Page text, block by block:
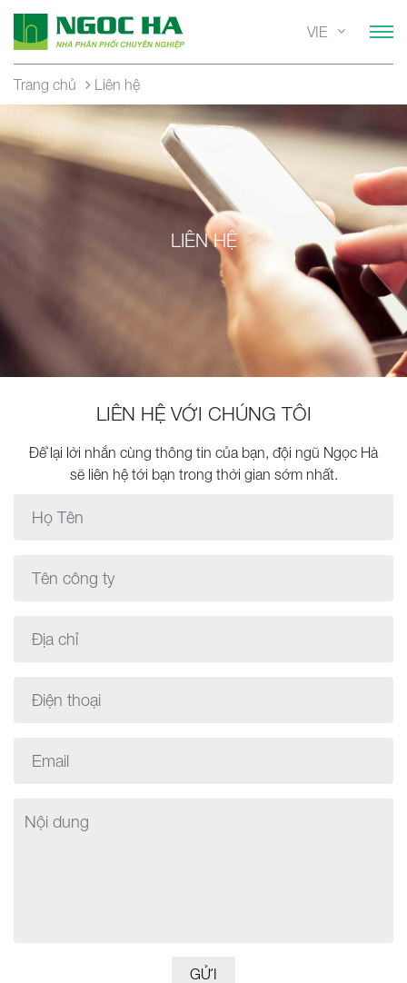
VIE
Trang chủ Liên hệ
LIÊN HỆ
LIÊN HỆ VỚI CHÚNG TÔI
Để lại lời nhắn cùng thông tin của bạn, đội ngũ Ngọc Hà
sẽ liên hệ tới bạn trong thời gian sớm nhất.
GỬI